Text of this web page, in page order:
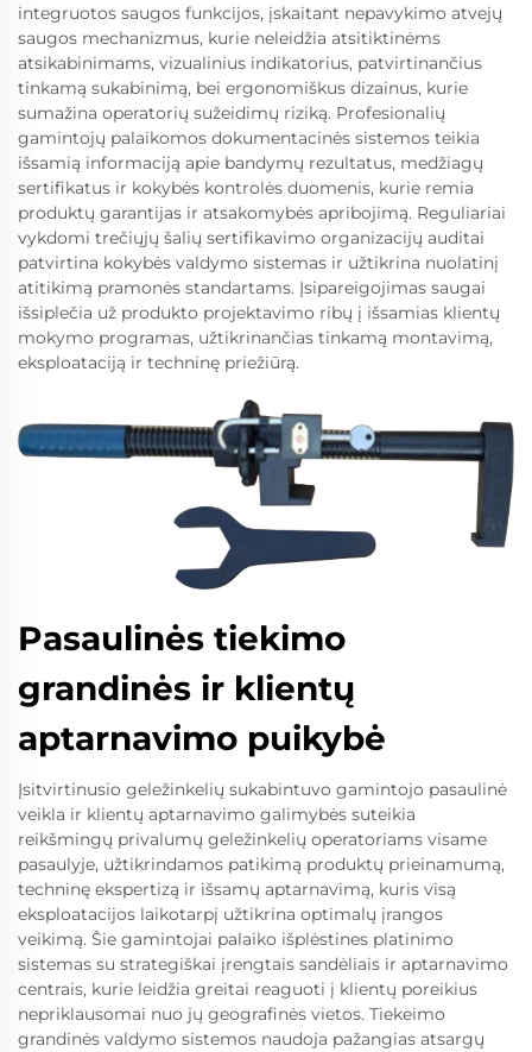
integruotos saugos funkcijos, įskaitant nepavykimo atvejų
saugos mechanizmus, kurie neleidžia atsitiktinėms
atsikabinimams, vizualinius indikatorius, patvirtinančius
tinkamą sukabinimą, bei ergonomiškus dizainus, kurie
sumažina operatorių sužeidimų riziką. Profesionalių
gamintojų palaikomos dokumentacinės sistemos teikia
išsamią informaciją apie bandymų rezultatus, medžiagų
sertifikatus ir kokybės kontrolės duomenis, kurie remia
produktų garantijas ir atsakomybės apribojimą. Reguliariai
vykdomi trečiųjų šalių sertifikavimo organizacijų auditai
patvirtina kokybės valdymo sistemas ir užtikrina nuolatinį
atitikimą pramonės standartams. Įsipareigojimas saugai
išsiplečia už produkto projektavimo ribų į išsamias klientų
mokymo programas, užtikrinančias tinkamą montavimą,
eksploataciją ir techninę priežiūrą.
Pasaulinės tiekimo
grandinės ir klientų
aptarnavimo puikybė
Įsitvirtinusio geležinkelių sukabintuvo gamintojo pasaulinė
veikla ir klientų aptarnavimo galimybės suteikia
reikšmingų privalumų geležinkelių operatoriams visame
pasaulyje, užtikrindamos patikimą produktų prieinamumą,
techninę ekspertizą ir išsamų aptarnavimą, kuris visą
eksploatacijos laikotarpį užtikrina optimalų įrangos
veikimą. Šie gamintojai palaiko išplėstines platinimo
sistemas su strategiškai įrengtais sandėliais ir aptarnavimo
centrais, kurie leidžia greitai reaguoti į klientų poreikius
nepriklausomai nuo jų geografinės vietos. Tiekeimo
grandinės valdymo sistemos naudoja pažangias atsargų